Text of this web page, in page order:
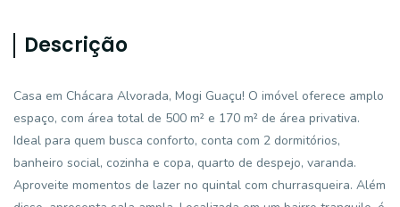
Descrição
Casa em Chácara Alvorada, Mogi Guaçu! O imóvel oferece amplo
espaço, com área total de 500 m² e 170 m² de área privativa.
Ideal para quem busca conforto, conta com 2 dormitórios,
banheiro social, cozinha e copa, quarto de despejo, varanda.
Aproveite momentos de lazer no quintal com churrasqueira. Além